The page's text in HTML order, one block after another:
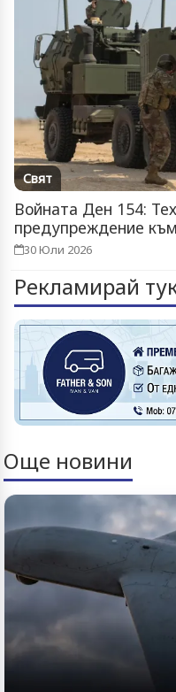
Свят
Войната Ден 154:
предупреждение
30 Юли 2026
Рекламирай
Още новини